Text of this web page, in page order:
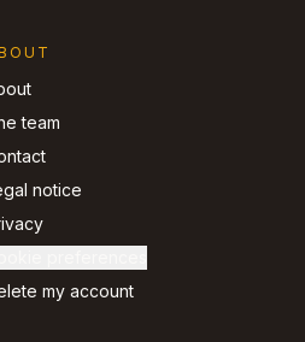
team
notice
my account